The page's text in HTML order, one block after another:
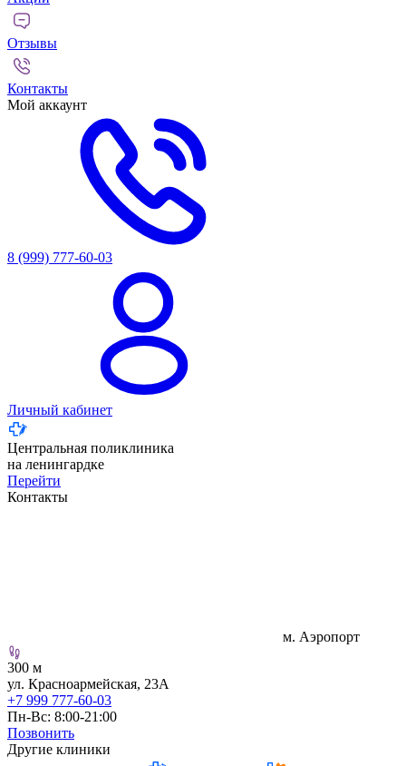
Отзывы
Контакты
Мой аккаунт
8 (999) 777-60-03
Личный кабинет
Центральная поликлиника
на ленингардке
Перейти
Контакты
м. Аэропорт
300 м
ул. Красноармейская, 23А
+7 999 777-60-03
Пн-Вс: 8:00-21:00
Позвонить
Другие клиники